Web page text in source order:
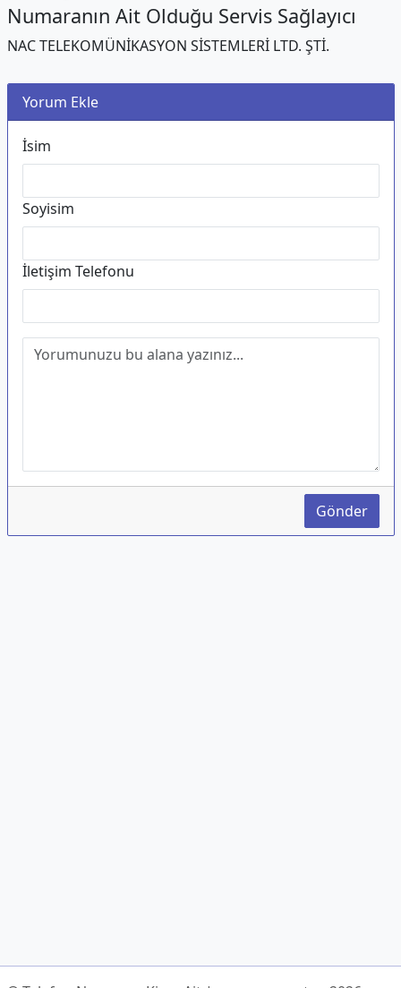
Numaranın Ait Olduğu Servis Sağlayıcı
NAC TELEKOMÜNİKASYON SİSTEMLERİ LTD. ŞTİ.
Yorum Ekle
İsim
Soyisim
İletişim Telefonu
Gönder